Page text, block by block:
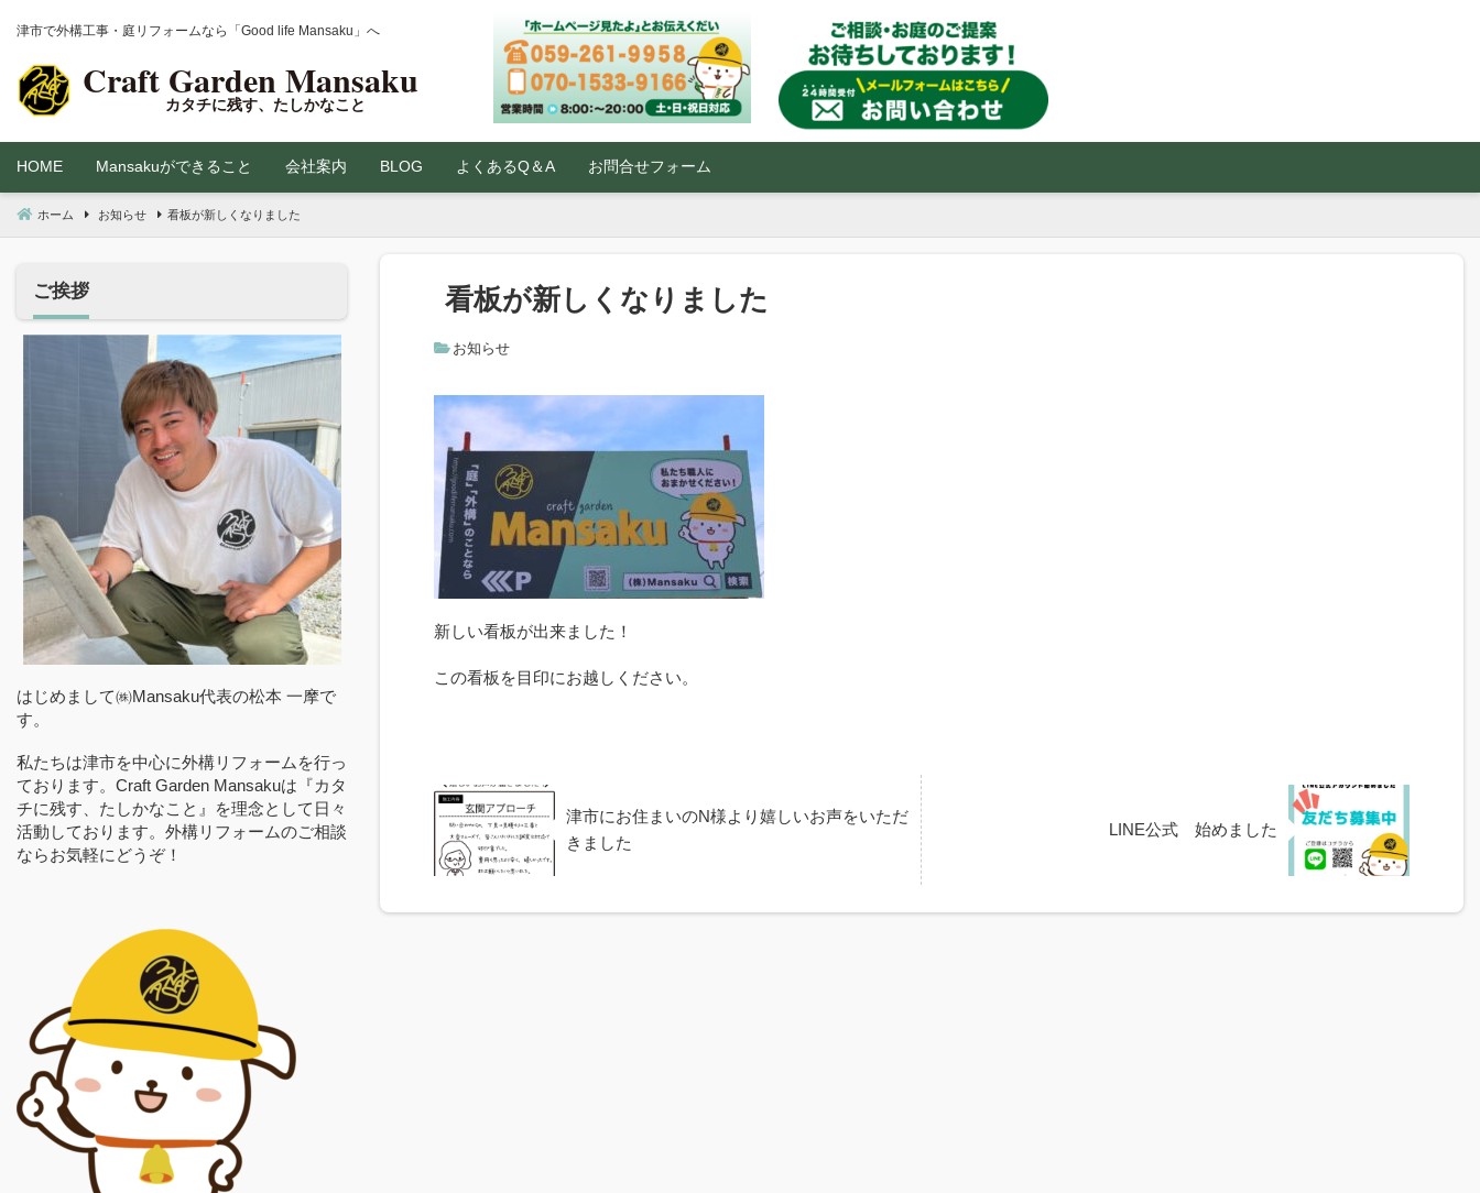
へ
動
津市で外構工事・庭リフォームなら「Good life Mansaku」へ
HOME Mansakuができること 会社案内
代表プロフィール
BLOG よくあるQ＆A お問合せフォーム
ホーム お知らせ 看板が新しくなりました
看板が新しくなりました
お知らせ
新しい看板が出来ました！
この看板を目印にお越しください。
津市にお住まいのN様より嬉しいお声をいただ
きました
LINE公式 始めました
ご挨拶
はじめまして㈱Mansaku代表の松本 一摩で
す。
私たちは津市を中心に外構リフォームを行っ
ております。Craft Garden Mansakuは『カタ
チに残す、たしかなこと』を理念として日々
活動しております。外構リフォームのご相談
ならお気軽にどうぞ！